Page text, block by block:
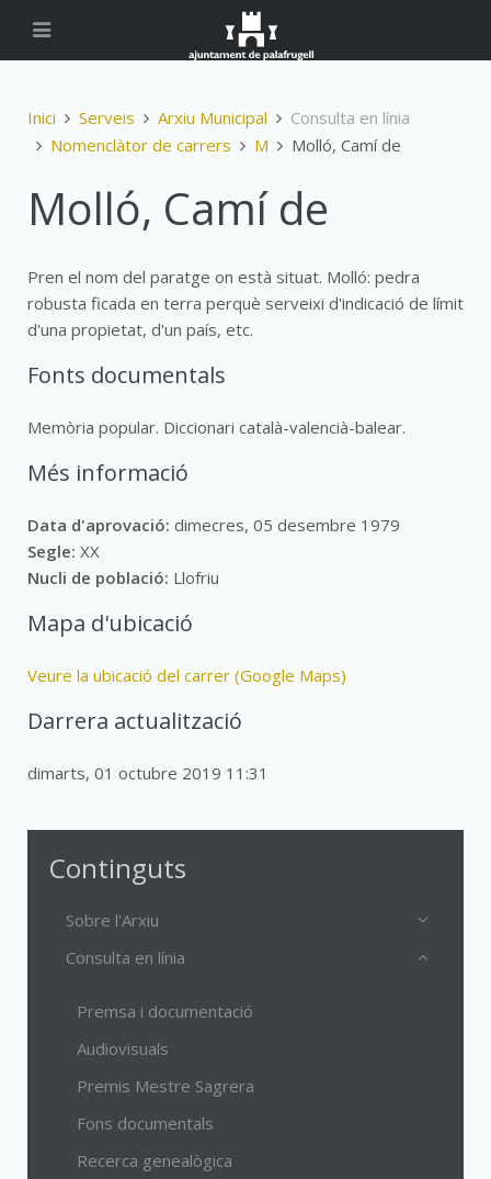
Inici Serveis Arxiu Municipal
Consulta en línia
Nomenclàtor de carrers
M Molló, Camí de
Molló, Camí de
Pren el nom del paratge on està situat. Molló: pedra
robusta ficada en terra perquè serveixi d'indicació de límit
d'una propietat, d'un país, etc.
Fonts documentals
Memòria popular. Diccionari català-valencià-balear.
Més informació
Data d'aprovació: dimecres, 05 desembre 1979
Segle: XX
Nucli de població: Llofriu
Mapa d'ubicació
Veure la ubicació del carrer (Google Maps)
Darrera actualització
dimarts, 01 octubre 2019 11:31
Continguts
Sobre l'Arxiu
Consulta en línia
Premsa i documentació
Audiovisuals
Premis Mestre Sagrera
Fons documentals
Recerca genealògica